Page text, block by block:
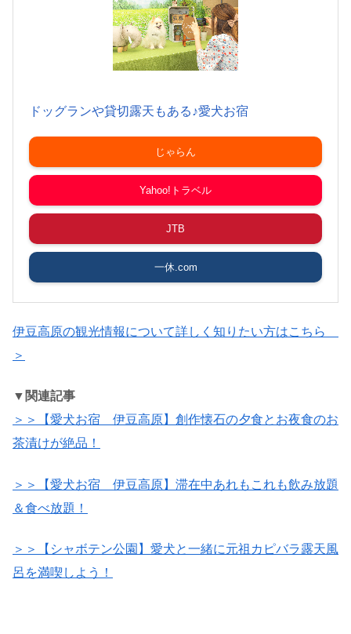
ドッグランや貸切露天もある♪愛犬お宿
じゃらん
Yahoo!トラベル
JTB
一休.com
伊豆高原の観光情報について詳しく知りたい方はこちら
＞
▼関連記事
＞＞【愛犬お宿 伊豆高原】創作懐石の夕食とお夜食のお
茶漬けが絶品！
＞＞【愛犬お宿 伊豆高原】滞在中あれもこれも飲み放題
＆食べ放題！
＞＞【シャボテン公園】愛犬と一緒に元祖カピバラ露天風
呂を満喫しよう！